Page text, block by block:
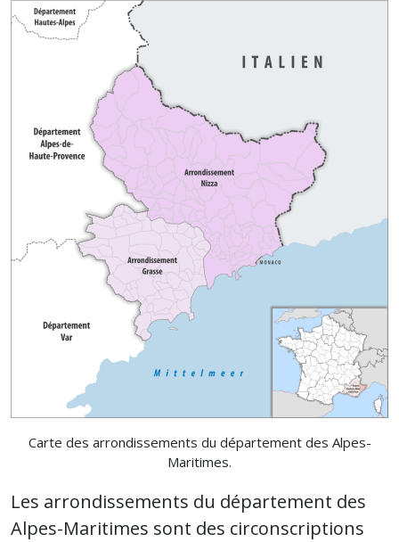
Carte des arrondissements du département des Alpes-
Maritimes.
Les arrondissements du département des
Alpes-Maritimes sont des circonscriptions